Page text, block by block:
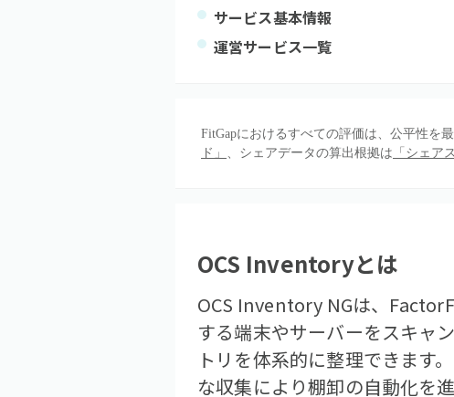
サービス基本情報
運営サービス一覧
FitGapにおけるすべての評価は、公平性を
ド」 、シェアデータの算出根拠は 「シェア
OCS Inventoryとは
OCS Inventory NGは、
する端末やサーバーをスキャ
トリを体系的に整理できます
な収集により棚卸の自動化を